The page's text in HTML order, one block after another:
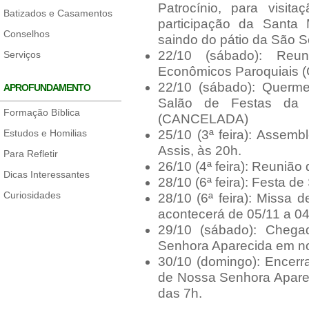
Batizados e Casamentos
Conselhos
Serviços
APROFUNDAMENTO
Formação Bíblica
Estudos e Homilias
Para Refletir
Dicas Interessantes
Curiosidades
Patrocínio, para
participação da Santa
saindo do pátio da São
22/10 (sábado):
Econômicos Paroquiais
22/10 (sábado):
Salão de Festas da
(CANCELADA)
25/10 (3ª feira):
Assis, às 20h.
26/10 (4ª feira):
28/10 (6ª feira): Festa
28/10 (6ª feira): Missa
acontecerá de 05/11 a
29/10 (sábado):
Senhora Aparecida em
30/10 (domingo):
de Nossa Senhora
das 7h.